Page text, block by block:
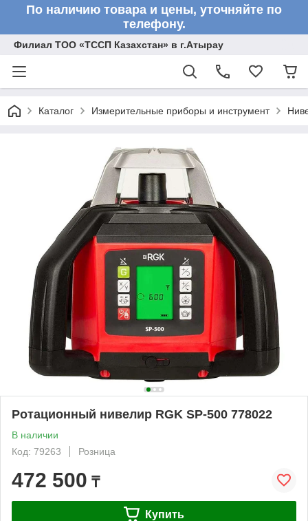
По наличию товара и цены, уточняйте по
телефону.
Филиал ТОО «ТССП Казахстан» в г.Атырау
Каталог Измерительные приборы и инструмент
Ротационный нивелир RGK SP-500 778022
В наличии
Код: 79263
Розница
472 500 ₸
Купить